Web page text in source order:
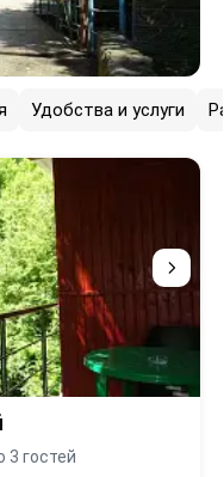
Удобства и услуги
3 гостей